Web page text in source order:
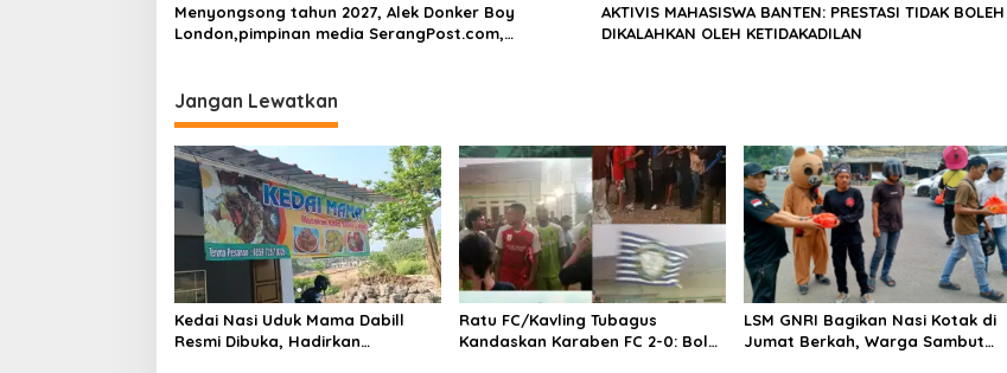
Menyongsong tahun 2027, Alek Donker Boy
London,pimpinan media SerangPost.com,
tugas jurnalistik
AKTIVIS MAHASISWA BANTEN: PRESTASI TIDAK BOLEH
DIKALAHKAN OLEH KETIDAKADILAN
Jangan Lewatkan
Kedai Nasi Uduk Mama Dabill
Resmi Dibuka, Hadirkan
Ratu FC/Kavling Tubagus
Kandaskan Karaben FC 2-0: Bola
LSM GNRI Bagikan Nasi Kotak di
Jumat Berkah, Warga Sambut
Dicopot DPP PPP, Subadri Tolak